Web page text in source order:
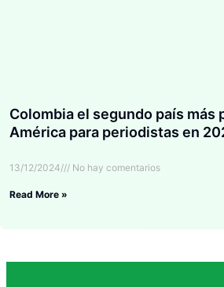
Colombia el segundo país más
América para periodistas en
13/12/2024 No hay comentarios
Read More »